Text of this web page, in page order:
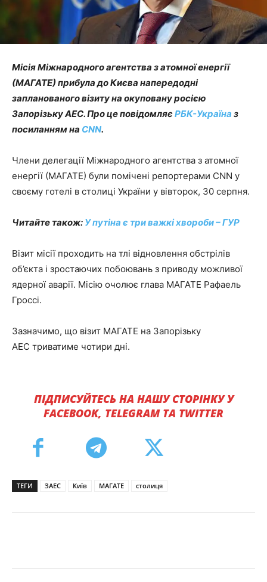
Місія Міжнародного агентства з атомної енергії
(МАГАТЕ) прибула до Києва напередодні
запланованого візиту на окуповану росією
Запорізьку АЕС.Про це повідомляєРБК-Україна з
посиланням на CNN.
Члени делегації Міжнародного агентства з атомної
енергії (МАГАТЕ) були помічені репортерами CNN у
своєму готелі в столиці України у вівторок, 30 серпня.
Читайте також: У путіна є три важкі хвороби – ГУР
Візит місії проходить на тлі відновлення обстрілів
об’єкта і зростаючих побоювань з приводу можливої
ядерної аварії. Місію очолює глава МАГАТЕ Рафаель
Гроссі.
Зазначимо, що візит МАГАТЕ на Запорізьку
АЕС триватиме чотири дні.
ПІДПИСУЙТЕСЬ НА НАШУ СТОРІНКУ У
FACEBOOK, TELEGRAM ТА TWITTER
ТЕГИ ЗАЕС Київ МАГАТЕ столиця